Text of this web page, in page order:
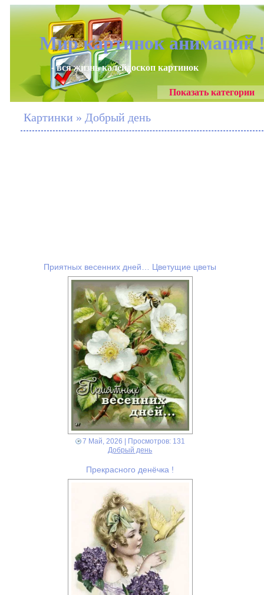
Мир картинок анимаций
- вся жизнь калейдоскоп картинок
Показать категории
Картинки » Добрый день
Приятных весенних дней… Цветущие цветы
7 Май, 2026 | Просмотров: 131
Добрый день
Прекрасного денёчка !